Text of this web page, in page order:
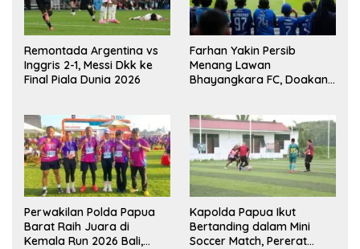
Remontada Argentina vs
Inggris 2-1, Messi Dkk ke
Final Piala Dunia 2026
Farhan Yakin Persib
Menang Lawan
Bhayangkara FC, Doakan
Perwakilan Polda Papua
Barat Raih Juara di
Kemala Run 2026 Bali,
Kapolda Papua Ikut
Bertanding dalam Mini
Soccer Match, Pererat